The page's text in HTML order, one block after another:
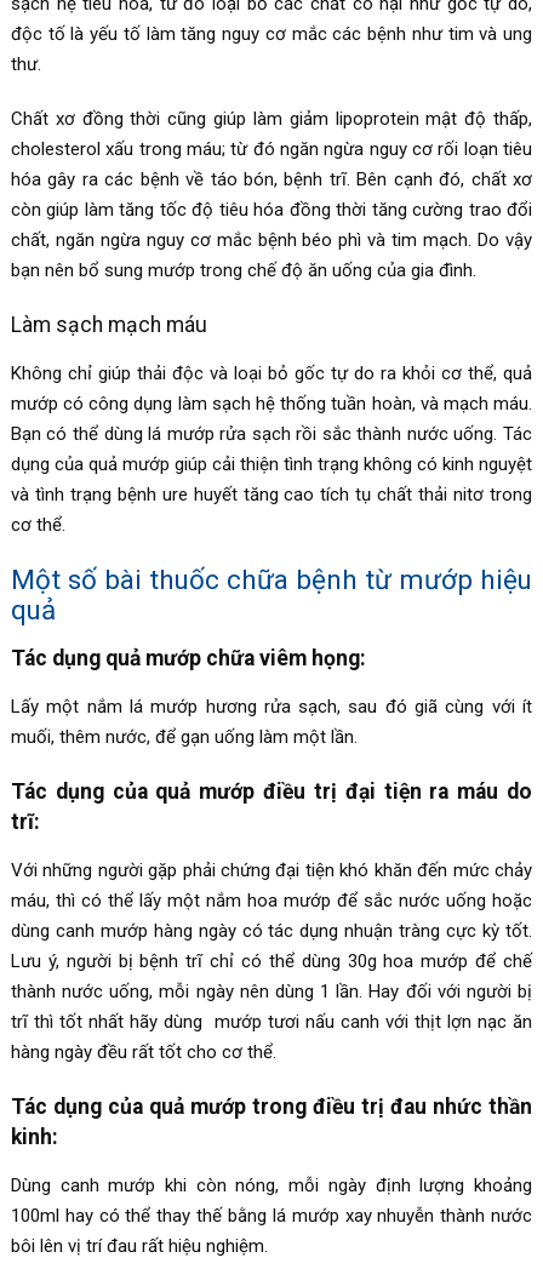
độc tố là yếu tố làm tăng nguy cơ mắc các bệnh như tim và ung
thư.
Chất xơ đồng thời cũng giúp làm giảm lipoprotein mật độ thấp,
cholesterol xấu trong máu; từ đó ngăn ngừa nguy cơ rối loạn tiêu
hóa gây ra các bệnh về táo bón, bệnh trĩ. Bên cạnh đó, chất xơ
còn giúp làm tăng tốc độ tiêu hóa đồng thời tăng cường trao đổi
chất, ngăn ngừa nguy cơ mắc bệnh béo phì và tim mạch. Do vậy
bạn nên bổ sung mướp trong chế độ ăn uống của gia đình.
Làm sạch mạch máu
Không chỉ giúp thải độc và loại bỏ gốc tự do ra khỏi cơ thể, quả
mướp có công dụng làm sạch hệ thống tuần hoàn, và mạch máu.
Bạn có thể dùng lá mướp rửa sạch rồi sắc thành nước uống. Tác
dụng của quả mướp giúp cải thiện tình trạng không có kinh nguyệt
và tình trạng bệnh ure huyết tăng cao tích tụ chất thải nitơ trong
cơ thể.
Một số bài thuốc chữa bệnh từ mướp hiệu
quả
Tác dụng quả mướp chữa viêm họng:
Lấy một nắm lá mướp hương rửa sạch, sau đó giã cùng với ít
muối, thêm nước, để gạn uống làm một lần.
Tác dụng của quả mướp điều trị đại tiện ra máu do
trĩ:
Với những người gặp phải chứng đại tiện khó khăn đến mức chảy
máu, thì có thể lấy một nắm hoa mướp để sắc nước uống hoặc
dùng canh mướp hàng ngày có tác dụng nhuận tràng cực kỳ tốt.
Lưu ý, người bị bệnh trĩ chỉ có thể dùng 30g hoa mướp để chế
thành nước uống, mỗi ngày nên dùng 1 lần. Hay đối với người bị
trĩ thì tốt nhất hãy dùng mướp tươi nấu canh với thịt lợn nạc ăn
hàng ngày đều rất tốt cho cơ thể.
Tác dụng của quả mướp trong điều trị đau nhức thần
kinh:
Dùng canh mướp khi còn nóng, mỗi ngày định lượng khoảng
100ml hay có thể thay thế bằng lá mướp xay nhuyễn thành nước
bôi lên vị trí đau rất hiệu nghiệm.